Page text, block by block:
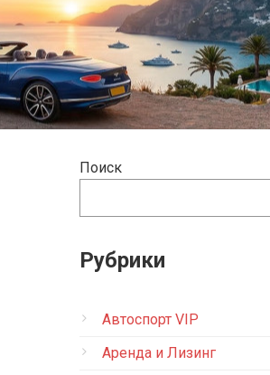
Поиск
Рубрики
Автоспорт VIP
Аренда и Лизинг